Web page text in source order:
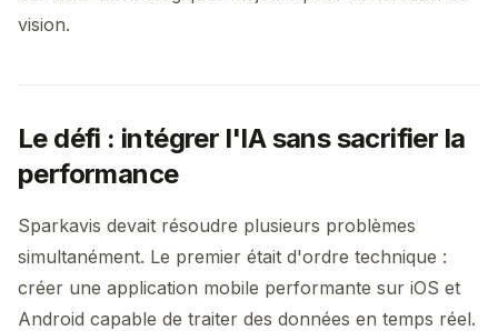
vision.
Le défi : intégrer l'IA sans sacrifier la
performance
Sparkavis devait résoudre plusieurs problèmes
simultanément. Le premier était d'ordre technique :
créer une application mobile performante sur iOS et
Android capable de traiter des données en temps réel.